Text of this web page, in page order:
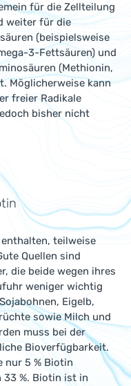
für die Zellteilung
weiter für die
(beispielsweise
3-Fettsäuren) und
(Methionin,
Möglicherweise kann
freier Radikale
bisher nicht
teilweise
Quellen sind
die beide wegen ihres
weniger wichtig
Eigelb,
sowie Milch und
muss bei der
Bioverfügbarkeit.
nur 5 % Biotin
33 %. Biotin ist in